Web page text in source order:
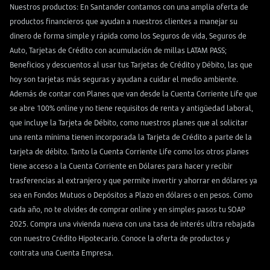
Nuestros productos: En Santander contamos con una amplia oferta de
productos financieros que ayudan a nuestros clientes a manejar su
dinero de forma simple y rápida como los Seguros de vida,Seguros de
Auto,Tarjetas de Créditocon acumulación de millas LATAM PASS;
Beneficios y descuentos al usar tus Tarjetas de Crédito y Débito, las que
hoy son tarjetas más seguras y ayudan a cuidar el medio ambiente.
Además de contar con Planes que van desde la Cuenta Corriente Life que
se abre 100% online y no tiene requisitos de renta y antigüedad laboral,
que incluye la Tarjeta de Débito, como nuestros planes que al solicitar
una renta mínima tienen incorporada la Tarjeta de Créditoa parte de la
tarjeta de débito. Tanto la Cuenta Corriente Life como los otros planes
tiene acceso a la Cuenta Corriente en Dólares para hacer y recibir
trasferencias al extranjero y que permite invertir y ahorrar en dólares ya
sea en Fondos Mutuos o Depósitos a Plazoen dólares o en pesos. Como
cada año, no te olvides de comprar online y en simples pasos tuSOAP
2025. Compra una vivienda nueva con una tasa de interés ultra rebajada
con nuestroCrédito Hipotecario. Conoce la oferta de productos y
contrata una Cuenta Empresa.